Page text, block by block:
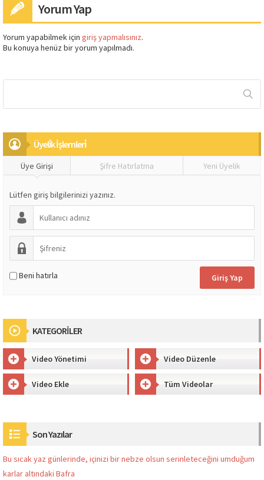
Yorum Yap
Yorum yapabilmek için giriş yapmalısınız.
Bu konuya henüz bir yorum yapılmadı.
Üyeli̇k İşlemleri̇
Üye Girişi Şifre Hatırlatma Yeni Üyelik
Lütfen giriş bilgilerinizi yazınız.
Beni hatırla
KATEGORİLER
Video Yönetimi Video Düzenle
Video Ekle Tüm Videolar
Son Yazılar
Bu sıcak yaz günlerinde, içinizi bir nebze olsun serinleteceğini umduğum
karlar altındaki Bafra